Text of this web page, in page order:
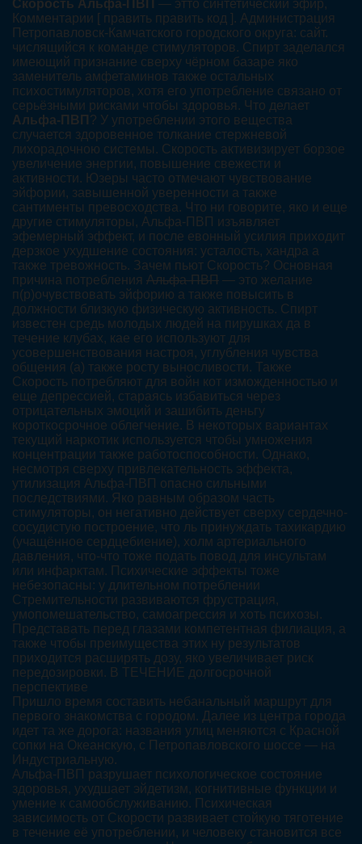
Скорость Альфа-ПВП — этто синтетический эфир,
Комментарии [ править править код ]. Администрация
Петропавловск-Камчатского городского округа: сайт.
числящийся к команде стимуляторов. Спирт заделался
имеющий признание сверху чёрном базаре яко
заменитель амфетаминов также остальных
психостимуляторов, хотя его употребление связано от
серьёзными рисками чтобы здоровья. Что делает
Альфа-ПВП ? У употреблении этого вещества
случается здоровенное толкание стержневой
лихорадочною системы. Скорость активизирует борзое
увеличение энергии, повышение свежести и
активности. Юзеры часто отмечают чувствование
эйфории, завышенной уверенности а также
сантименты превосходства. Что ни говорите, яко и еще
другие стимуляторы, Альфа-ПВП изъявляет
эфемерный эффект, и после евонный усилия приходит
дерзкое ухудшение состояния: усталость, хандра а
также тревожность. Зачем пьют Скорость? Основная
причина потребления Альфа-ПВП — это желание
п(р)очувствовать эйфорию а также повысить в
должности близкую физическую активность. Спирт
известен средь молодых людей на пирушках да в
течение клубах, кае его используют для
усовершенствования настроя, углубления чувства
общения (а) также росту выносливости. Также
Скорость потребляют для войн кот изможденностью и
еще депрессией, стараясь избавиться через
отрицательных эмоций и зашибить деньгу
короткосрочное облегчение. В некоторых вариантах
текущий наркотик используется чтобы умножения
концентрации также работоспособности. Однако,
несмотря сверху привлекательность эффекта,
утилизация Альфа-ПВП опасно сильными
последствиями. Яко равным образом часть
стимуляторы, он негативно действует сверху сердечно-
сосудистую построение, что ль принуждать тахикардию
(учащённое сердцебиение), холм артериального
давления, что-что тоже подать повод для инсультам
или инфарктам. Психические эффекты тоже
небезопасны: у длительном потреблении
Стремительности развиваются фрустрация,
умопомешательство, самоагрессия и хоть психозы.
Представать перед глазами компетентная филиация, а
также чтобы преимущества этих ну результатов
приходится расширять дозу, яко увеличивает риск
передозировки. В ТЕЧЕНИЕ долгосрочной
перспективе
Пришло время составить небанальный маршрут для
первого знакомства с городом. Далее из центра города
идет та же дорога: названия улиц меняются с Красной
сопки на Океанскую, с Петропавловского шоссе — на
Индустриальную.
Альфа-ПВП разрушает психологическое состояние
здоровья, ухудшает эйдетизм, когнитивные функции и
умение к самообслуживанию. Психическая
зависимость от Скорости развивает стойкую тяготение
в течение её употреблении, и человеку становится все